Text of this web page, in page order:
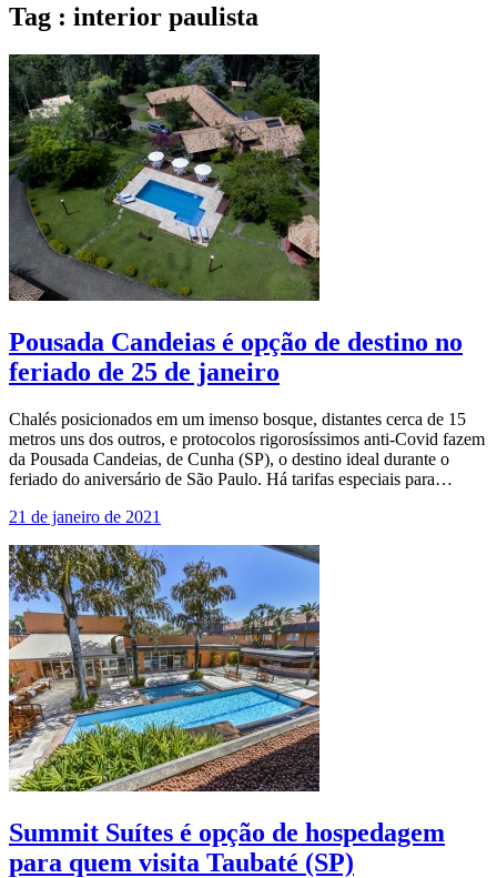
Tag : interior paulista
Pousada Candeias é opção de destino no
feriado de 25 de janeiro
Chalés posicionados em um imenso bosque, distantes cerca de 15
metros uns dos outros, e protocolos rigorosíssimos anti-Covid fazem
da Pousada Candeias, de Cunha (SP), o destino ideal durante o
feriado do aniversário de São Paulo. Há tarifas especiais para…
21 de janeiro de 2021
Summit Suítes é opção de hospedagem
para quem visita Taubaté (SP)